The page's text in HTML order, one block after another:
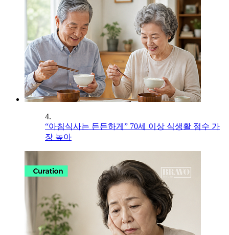
4.
“아침식사는 든든하게” 70세 이상 식생활 점수 가
장 높아